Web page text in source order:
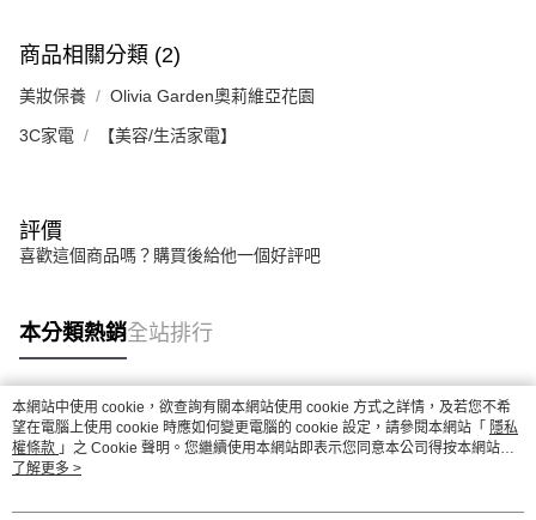
商品相關分類 (2)
美妝保養 Olivia Garden奧莉維亞花園
3C家電 【美容/生活家電】
評價
喜歡這個商品嗎？購買後給他一個好評吧
本分類熱銷全站排行
熱門標籤
本網站中使用 cookie，欲查詢有關本網站使用 cookie 方式之詳情，及若您不希
望在電腦上使用 cookie 時應如何變更電腦的 cookie 設定，請參閱本網站「 隱私
權條款 」之 Cookie 聲明。您繼續使用本網站即表示您同意本公司得按本網站使
用條款之 Cookie 聲明使用 cookie。
了解更多 >